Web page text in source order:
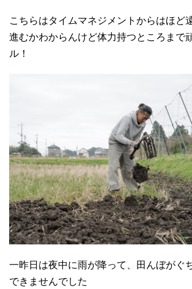
こちらはタイムマネジメントからはほど
進むかわからんけど体力持つところまで
ル！
一昨日は夜中に雨が降って、田んぼがぐ
できませんでした